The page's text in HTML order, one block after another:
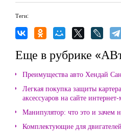
Теги:
Еще в рубрике
Преимущества авто Хендай
Легкая покупка защиты
аксессуаров на сайте
Манипулятор: что это и зачем
Комплектующие для